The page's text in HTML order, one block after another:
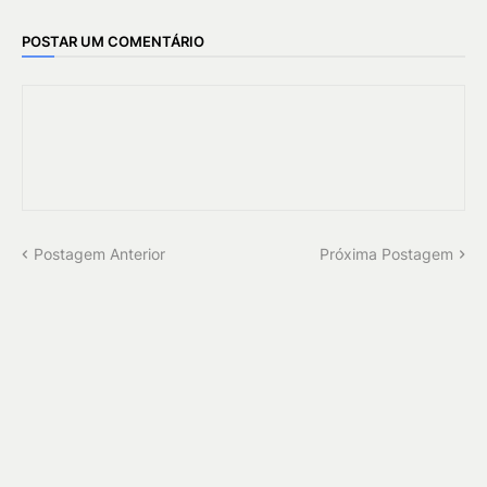
POSTAR UM COMENTÁRIO
Postagem Anterior Próxima Postagem